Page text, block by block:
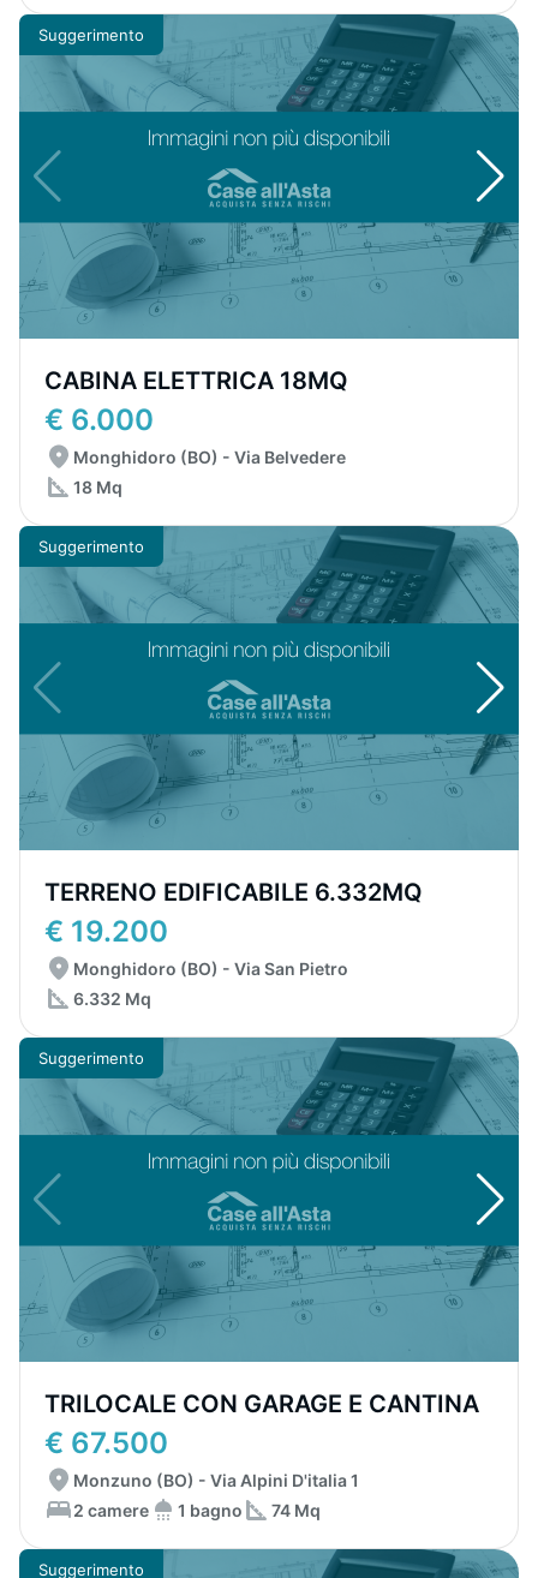
Suggerimento
CABINA ELETTRICA 18MQ
€ 6.000
Monghidoro (BO) - Via Belvedere
18 Mq
Suggerimento
TERRENO EDIFICABILE 6.332MQ
€ 19.200
Monghidoro (BO) - Via San Pietro
6.332 Mq
Suggerimento
TRILOCALE CON GARAGE E CANTINA
€ 67.500
Monzuno (BO) - Via Alpini D'italia 1
2 camere
1 bagno 74 Mq
Suggerimento